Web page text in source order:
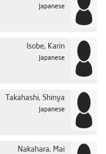
Japanese
Isobe, Karin
Japanese
Takahashi, Shinya
Japanese
Nakahara, Mai